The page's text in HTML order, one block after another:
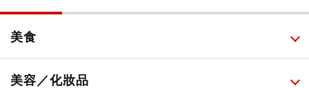
美食
所有
美容／化妝品